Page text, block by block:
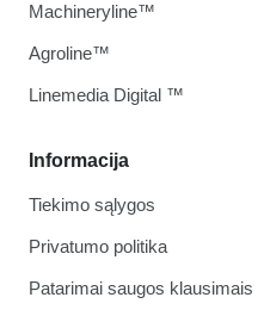
Informacija
Tiekimo sąlygos
Privatumo politika
Patarimai saugos klausimais
Machineryline™
Agroline™
Linemedia Digital ™